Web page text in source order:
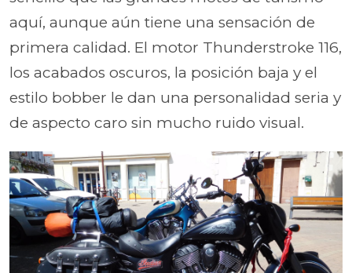
aquí, aunque aún tiene una sensación de
primera calidad. El motor Thunderstroke 116,
los acabados oscuros, la posición baja y el
estilo bobber le dan una personalidad seria y
de aspecto caro sin mucho ruido visual.